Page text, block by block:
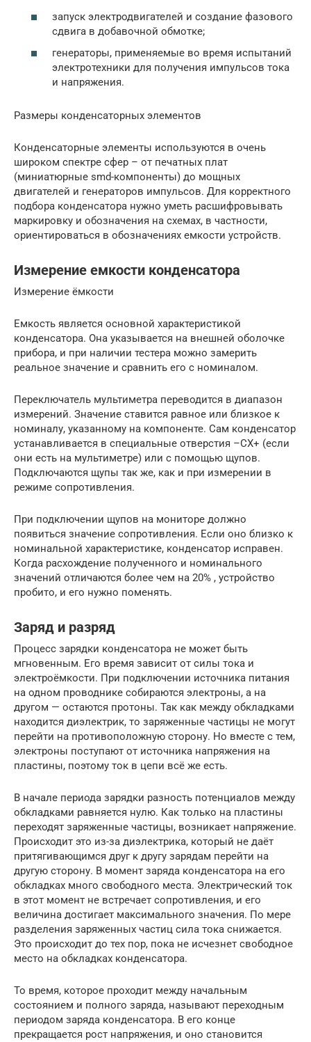
запуск электродвигателей и создание фазового
сдвига в добавочной обмотке;
генераторы, применяемые во время испытаний
электротехники для получения импульсов тока
и напряжения.
Размеры конденсаторных элементов
Конденсаторные элементы используются в очень
широком спектре сфер – от печатных плат
(миниатюрные smd-компоненты) до мощных
двигателей и генераторов импульсов. Для корректного
подбора конденсатора нужно уметь расшифровывать
маркировку и обозначения на схемах, в частности,
ориентироваться в обозначениях емкости устройств.
Измерение емкости конденсатора
Измерение ёмкости
Емкость является основной характеристикой
конденсатора. Она указывается на внешней оболочке
прибора, и при наличии тестера можно замерить
реальное значение и сравнить его с номиналом.
Переключатель мультиметра переводится в диапазон
измерений. Значение ставится равное или близкое к
номиналу, указанному на компоненте. Сам конденсатор
устанавливается в специальные отверстия –CX+ (если
они есть на мультиметре) или с помощью щупов.
Подключаются щупы так же, как и при измерении в
режиме сопротивления.
При подключении щупов на мониторе должно
появиться значение сопротивления. Если оно близко к
номинальной характеристике, конденсатор исправен.
Когда расхождение полученного и номинального
значений отличаются более чем на 20% , устройство
пробито, и его нужно поменять.
Заряд и разряд
Процесс зарядки конденсатора не может быть
мгновенным. Его время зависит от силы тока и
электроёмкости. При подключении источника питания
на одном проводнике собираются электроны, а на
другом — остаются протоны. Так как между обкладками
находится диэлектрик, то заряженные частицы не могут
перейти на противоположную сторону. Но вместе с тем,
электроны поступают от источника напряжения на
пластины, поэтому ток в цепи всё же есть.
В начале периода зарядки разность потенциалов между
обкладками равняется нулю. Как только на пластины
переходят заряженные частицы, возникает напряжение.
Происходит это из-за диэлектрика, который не даёт
притягивающимся друг к другу зарядам перейти на
другую сторону. В момент заряда конденсатора на его
обкладках много свободного места. Электрический ток
в этот момент не встречает сопротивления, и его
величина достигает максимального значения. По мере
разделения заряженных частиц сила тока снижается.
Это происходит до тех пор, пока не исчезнет свободное
место на обкладках конденсатора.
То время, которое проходит между начальным
состоянием и полного заряда, называют переходным
периодом заряда конденсатора. В его конце
прекращается рост напряжения, и оно становится